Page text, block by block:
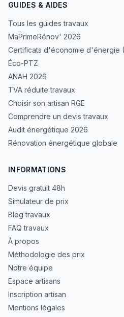
GUIDES & AIDES
Tous les guides travaux
MaPrimeRénov' 2026
Certificats d'économie d'énergie
Éco-PTZ
ANAH 2026
TVA réduite travaux
Choisir son artisan RGE
Comprendre un devis travaux
Audit énergétique 2026
Rénovation énergétique globale
INFORMATIONS
Devis gratuit 48h
Simulateur de prix
Blog travaux
FAQ travaux
À propos
Méthodologie des prix
Notre équipe
Espace artisans
Inscription artisan
Mentions légales